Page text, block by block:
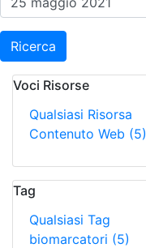
Ricerca
Voci Risorse
Qualsiasi Risorsa
Contenuto Web (5)
Tag
Qualsiasi Tag
biomarcatori (5)